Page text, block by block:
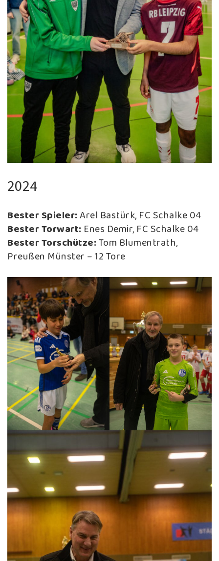
2024
Bester Spieler:Arel Bastürk, FC Schalke 04
Bester Torwart: Enes Demir, FC Schalke 04
Bester Torschütze:Tom Blumentrath,
Preußen Münster – 12 Tore